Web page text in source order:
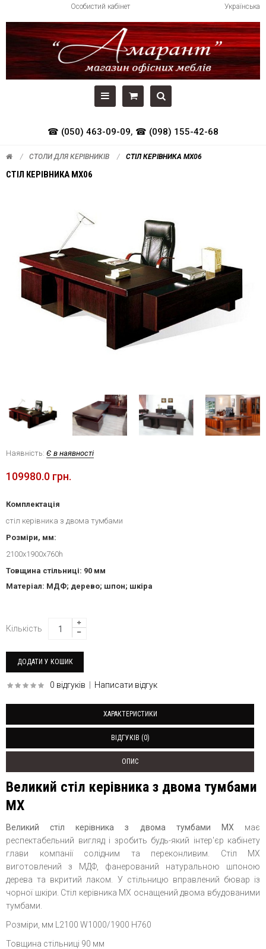
Українська
Особистий кабінет
☎ (050) 463-09-09, ☎ (098) 155-42-68
СТОЛИ ДЛЯ КЕРІВНИКІВ СТІЛ КЕРІВНИКА МХ06
СТІЛ КЕРІВНИКА МХ06
Наявність: Є в наявності
109980.0 грн.
Комплектація
стіл керівника з двома тумбами
Розміри, мм:
2100x1900x760h
Товщина стільниці: 90 мм
Матеріал: МДФ; дерево; шпон; шкіра
Кількість
0 відгуків Написати відгук
ХАРАКТЕРИСТИКИ
ВІДГУКІВ (0)
ОПИС
Великий стіл керівника з двома тумбами
МХ
Великий стіл керівника з двома тумбами МХ має
респектабельний вигляд і зробить будь-який інтер'єр кабінету
глави компанії солідним та переконливим. Стіл МХ
виготовлений з МДФ, фанерований натуральною шпоною
дерева та вкритий лаком. У стільницю вправлений бювар із
чорної шкіри. Стіл керівника МХ оснащений двома вбудованими
тумбами.
Розміри, мм L2100 W1000/1900 H760
Товщина стільниці 90 мм